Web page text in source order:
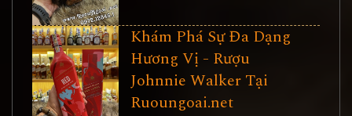
Khám Phá Sự Đa Dạng
Hương Vị - Rượu
Johnnie Walker Tại
Ruoungoai.net